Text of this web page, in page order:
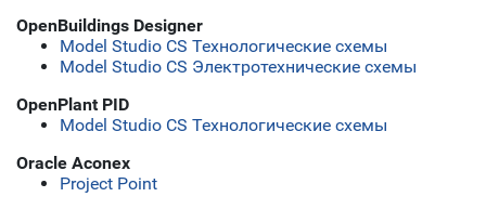
OpenBuildings Designer
Model Studio CS Технологические схемы
Model Studio CS Электротехнические схемы
OpenPlant PID
Model Studio CS Технологические схемы
Oracle Aconex
Project Point